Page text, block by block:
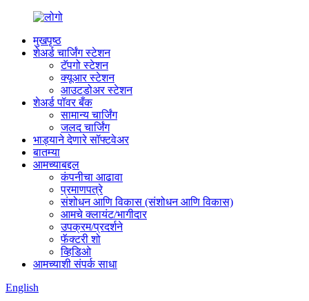
मुखपृष्ठ
शेअर्ड चार्जिंग स्टेशन
टॅपगो स्टेशन
क्यूआर स्टेशन
आउटडोअर स्टेशन
शेअर्ड पॉवर बँक
सामान्य चार्जिंग
जलद चार्जिंग
भाड्याने देणारे सॉफ्टवेअर
बातम्या
आमच्याबद्दल
कंपनीचा आढावा
प्रमाणपत्रे
संशोधन आणि विकास (संशोधन आणि विकास)
आमचे क्लायंट/भागीदार
उपक्रम/प्रदर्शने
फॅक्टरी शो
व्हिडिओ
आमच्याशी संपर्क साधा
English